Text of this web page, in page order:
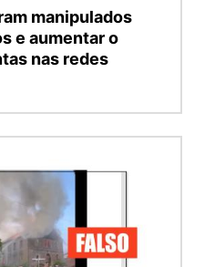
manipulados
e aumentar o
nas redes